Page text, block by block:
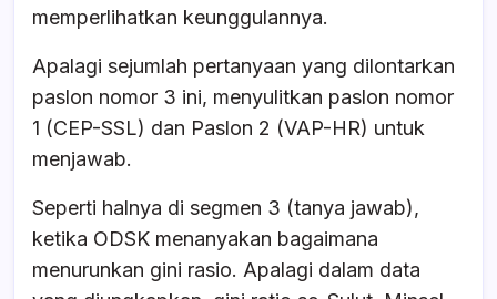
memperlihatkan keunggulannya.
Apalagi sejumlah pertanyaan yang dilontarkan
paslon nomor 3 ini, menyulitkan paslon nomor
1 (CEP-SSL) dan Paslon 2 (VAP-HR) untuk
menjawab.
Seperti halnya di segmen 3 (tanya jawab),
ketika ODSK menanyakan bagaimana
menurunkan gini rasio. Apalagi dalam data